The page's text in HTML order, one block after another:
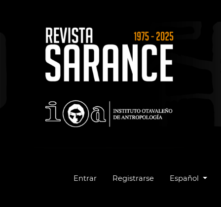
Entrar Registrarse Cambiar el
Español